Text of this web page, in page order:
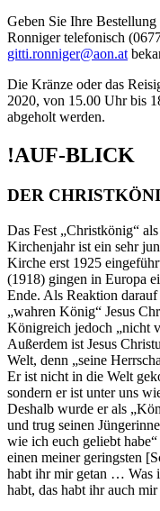
Geben Sie Ihre
Ronniger telefonisch
gitti.ronniger@aon.at
Die Kränze oder das
2020, von 15.00 Uhr bis
abgeholt werden.
!AUF-BLICK
DER
Das Fest „Christkönig“
Kirchenjahr ist ein sehr
Kirche erst 1925
(1918) gingen in Europa
Ende. Als Reaktion
„wahren König“ Jesus
Königreich jedoch „nicht
Außerdem ist Jesus
Welt, denn „seine
Er ist nicht in die Welt
sondern er ist unter uns
Deshalb wurde er als
und trug seinen
wie ich euch geliebt
einen meiner geringsten
habt ihr mir getan … Was
habt, das habt ihr auch